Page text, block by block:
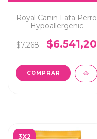
Royal Canin Lata Perro
Hypoallergenic
$7.268 $6.541,20
COMPRAR
3X2